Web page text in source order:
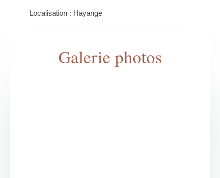
Localisation : Hayange
Galerie photos